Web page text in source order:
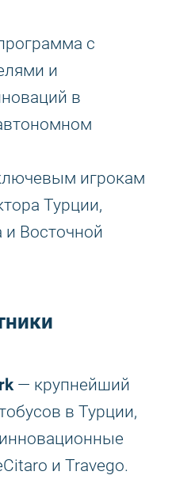
с
и
в
игрокам
Турции,
и Восточной
— крупнейший
в Турции,
и Travego.